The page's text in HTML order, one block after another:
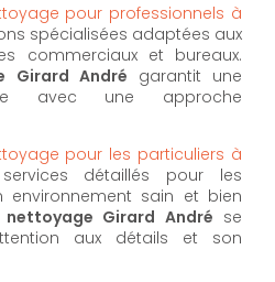
pour professionnels à
spécialisées adaptées aux
commerciaux et bureaux.
Girard André garantit une
avec une approche
pour les particuliers à
détaillés pour les
environnement sain et bien
Girard André se
aux détails et son